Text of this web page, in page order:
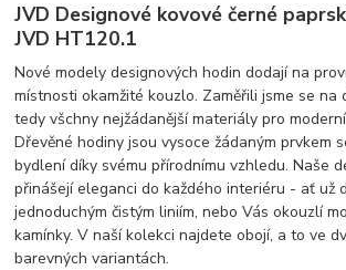
JVD Designové kovové černé
JVD HT120.1
Nové modely designových hodin dodají na
místnosti okamžité kouzlo. Zaměřili jsme se na
tedy všchny nejžádanější materiály pro
Dřevěné hodiny jsou vysoce žádaným prvkem
bydlení díky svému přírodnímu vzhledu. Naše
přinášejí eleganci do každého interiéru - ať už
jednoduchým čistým liniím, nebo Vás okouzlí
kamínky. V naší kolekci najdete obojí, a to ve
barevných variantách.